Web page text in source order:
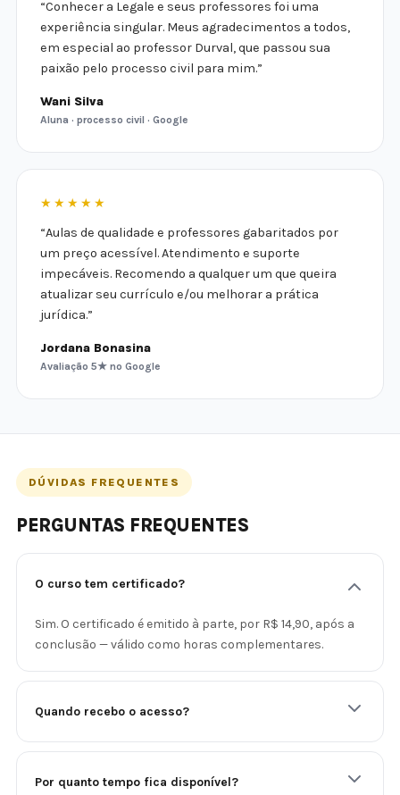
“Conhecer a Legale e seus professores foi uma
experiência singular. Meus agradecimentos a todos,
em especial ao professor Durval, que passou sua
paixão pelo processo civil para mim.”
Wani Silva
Aluna · processo civil · Google
★★★★★
“Aulas de qualidade e professores gabaritados por
um preço acessível. Atendimento e suporte
impecáveis. Recomendo a qualquer um que queira
atualizar seu currículo e/ou melhorar a prática
jurídica.”
Jordana Bonasina
Avaliação 5★ no Google
DÚVIDAS FREQUENTES
PERGUNTAS FREQUENTES
O curso tem certificado?
Sim. O certificado é emitido à parte, por R$ 14,90, após a
conclusão — válido como horas complementares.
Quando recebo o acesso?
Por quanto tempo fica disponível?